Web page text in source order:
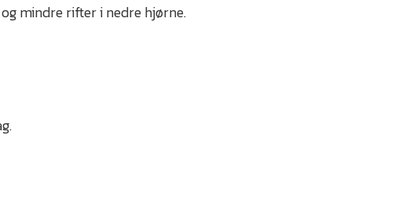
mindre rifter i nedre hjørne.